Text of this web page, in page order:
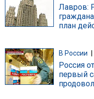
Лавров:
план
В России
Россия
первый